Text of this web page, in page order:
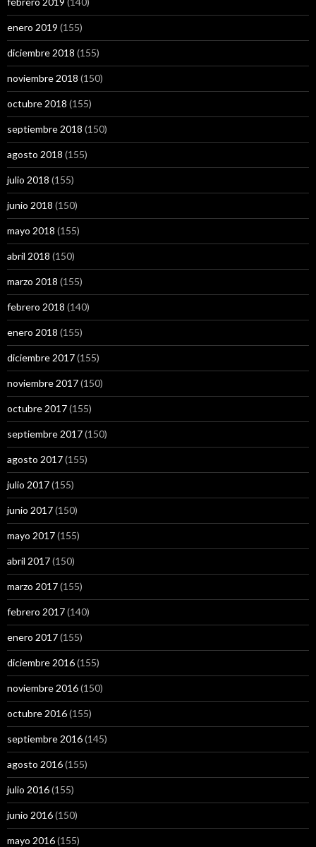
enero 2019 (155)
diciembre 2018 (155)
noviembre 2018 (150)
octubre 2018 (155)
septiembre 2018 (150)
agosto 2018 (155)
julio 2018 (155)
junio 2018 (150)
mayo 2018 (155)
abril 2018 (150)
marzo 2018 (155)
febrero 2018 (140)
enero 2018 (155)
diciembre 2017(155)
noviembre 2017(150)
octubre 2017(155)
septiembre 2017(150)
agosto 2017(155)
julio 2017(155)
junio 2017(150)
mayo 2017(155)
abril 2017(150)
marzo 2017(155)
febrero 2017(140)
enero 2017(155)
diciembre 2016(155)
noviembre 2016(150)
octubre 2016(155)
septiembre 2016(145)
agosto 2016(155)
julio 2016(155)
junio 2016(150)
mayo 2016(155)